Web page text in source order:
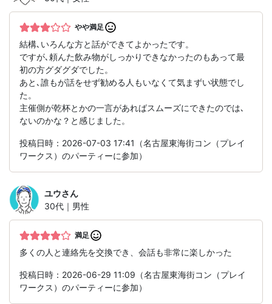
やや満足
結構､いろんな方と話ができてよかったです。
ですが､頼んた飲み物がしっかりできなかったのもあって最
初の方グダグダでした。
あと､誰もが話をせず勧める人もいなくて気まずい状態でし
た。
主催側が乾杯とかの一言があればスムーズにできたのでは､
ないのかな？と感じました。
投稿日時：2026-07-03 17:41（名古屋東海街コン（プレイ
ワークス）のパーティーに参加）
ユウさん
30代｜男性
満足
多くの人と連絡先を交換でき、会話も非常に楽しかった
投稿日時：2026-06-29 11:09（名古屋東海街コン（プレイ
ワークス）のパーティーに参加）